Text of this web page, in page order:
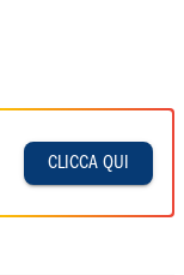
CLICCA QUI